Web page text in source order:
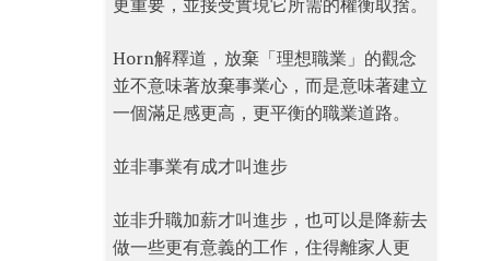
更重要，並接受實現它所需的權衡取捨。
Horn解釋道，放棄「理想職業」的觀念
並不意味著放棄事業心，而是意味著建立
一個滿足感更高，更平衡的職業道路。
並非事業有成才叫進步
並非升職加薪才叫進步，也可以是降薪去
做一些更有意義的工作，住得離家人更